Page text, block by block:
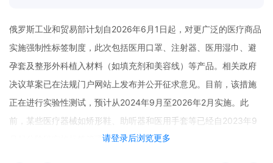
请登录后浏览更多
俄罗斯工业和贸易部计划自2026年6月1日起，对更广泛的医疗商品
实施强制性标签制度，此次包括医用口罩、注射器、医用湿巾、避
孕套及整形外科植入材料（如填充剂和美容线）等产品。相关政府
决议草案已在法规门户网站上发布并公开征求意见。目前，该措施
正在进行实验性测试，预计从2024年9月至2026年2月实施。此
前，某些医疗器械如矫形鞋、助听器和医用手套等已经自2023年9
月起分阶段实施标签管理。